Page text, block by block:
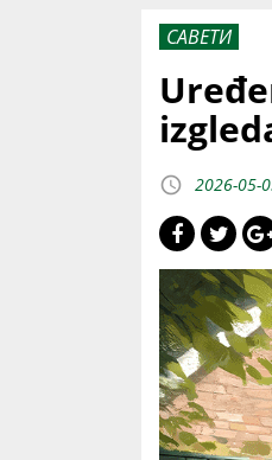
САВЕТИ
2026-05-